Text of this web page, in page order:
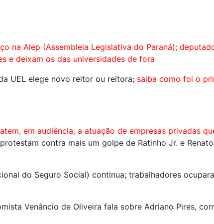
na Alep (Assembleia Legislativa do Paraná);
e deixam os das universidades de fora
UEL elege novo reitor ou reitora; saiba como foi o
em audiência, a atuação de empresas privadas
contra mais um golpe de Ratinho Jr. e
do Seguro Social) continua; trabalhadores
Venâncio de Oliveira fala sobre Adriano Pires,